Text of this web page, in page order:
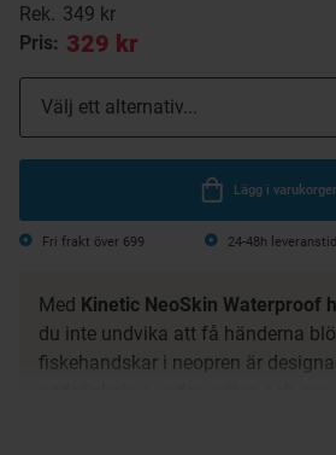
Rek. 349 kr
Pris: 329 kr
Lägg i
Fri frakt över 699 24-48h leveranstid
Med Kinetic NeoSkin Waterproof
du inte undvika att få händerna
fiskehandskar i neopren är